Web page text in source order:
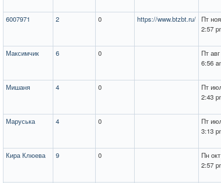
6007971 2 0 https://www.btzbt.ru/
Пт
2:57
Максимчик 6 0
Пт
6:56
Мишаня 4 0
Пт
2:43
Маруська 4 0
Пт
3:13
Кира Клюева 9 0
Пн
2:57